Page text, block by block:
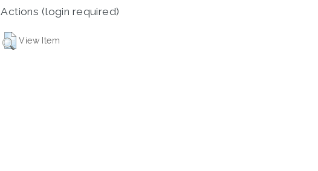
Actions (login required)
View Item